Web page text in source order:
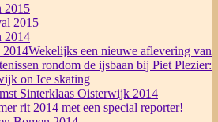
2015
2015
2014
2014Wekelijks een nieuwe aflevering van
rondom de ijsbaan bij Piet Plezier:
on Ice skating
Sinterklaas Oisterwijk 2014
rit 2014 met een special reporter!